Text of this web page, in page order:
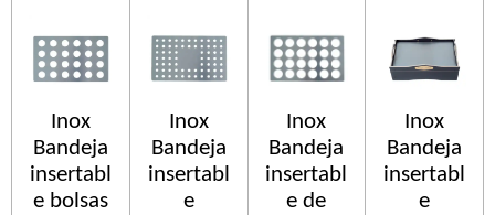
Inox
Bandeja
insertabl
e bolsas
Inox
Bandeja
insertabl
e
Inox
Bandeja
insertabl
e de
Inox
Bandeja
insertabl
e